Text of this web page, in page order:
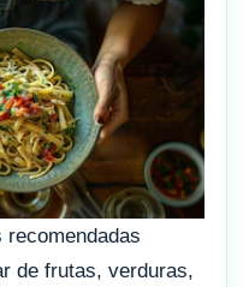
recomendadas
de frutas, verduras,